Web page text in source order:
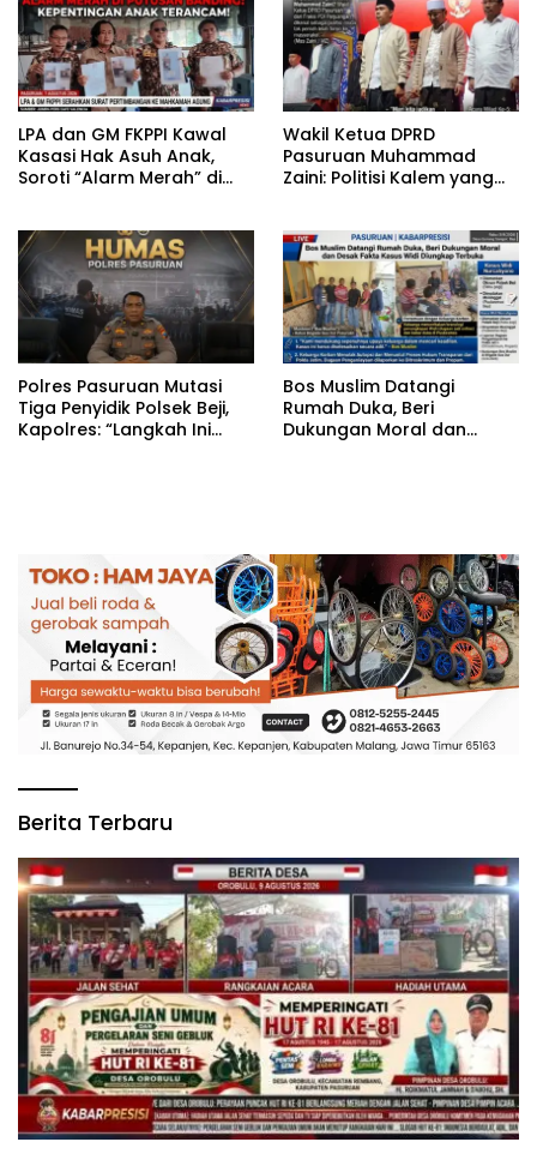
‎LPA dan GM FKPPI Kawal
Kasasi Hak Asuh Anak,
Soroti “Alarm Merah” di
‎Wakil Ketua DPRD
Pasuruan Muhammad
Zaini: Politisi Kalem yang
Masyarakat ‎
‎Polres Pasuruan Mutasi
Tiga Penyidik Polsek Beji,
Kapolres: “Langkah Ini
‎Bos Muslim Datangi
Rumah Duka, Beri
Dukungan Moral dan
Berita Terbaru